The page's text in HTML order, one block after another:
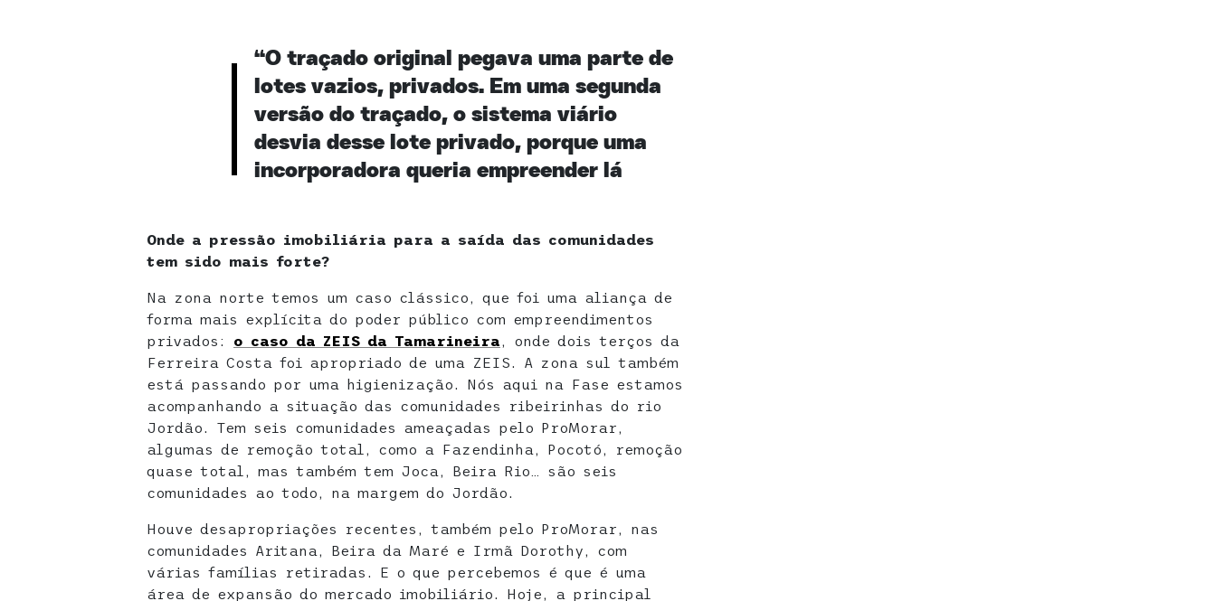
“O traçado original pegava uma parte de
lotes vazios, privados. Em uma segunda
versão do traçado, o sistema viário
desvia desse lote privado, porque uma
incorporadora queria empreender lá
Onde a pressão imobiliária para a saída das comunidades
tem sido mais forte?
Na zona norte temos um caso clássico, que foi uma aliança de
forma mais explícita do poder público com empreendimentos
privados: o caso da ZEIS da Tamarineira, onde dois terços da
Ferreira Costa foi apropriado de uma ZEIS. A zona sul também
está passando por uma higienização. Nós aqui na Fase estamos
acompanhando a situação das comunidades ribeirinhas do rio
Jordão. Tem seis comunidades ameaçadas pelo ProMorar,
algumas de remoção total, como a Fazendinha, Pocotó, remoção
quase total, mas também tem Joca, Beira Rio… são seis
comunidades ao todo, na margem do Jordão.
Houve desapropriações recentes, também pelo ProMorar, nas
comunidades Aritana, Beira da Maré e Irmã Dorothy, com
várias famílias retiradas. E o que percebemos é que é uma
área de expansão do mercado imobiliário. Hoje, a principal